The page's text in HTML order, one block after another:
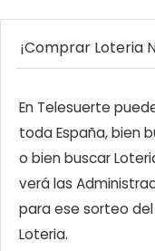
¡Comprar Loteria
En Telesuerte
toda España, bien
o bien buscar
verá las
para ese sorteo
Loteria.